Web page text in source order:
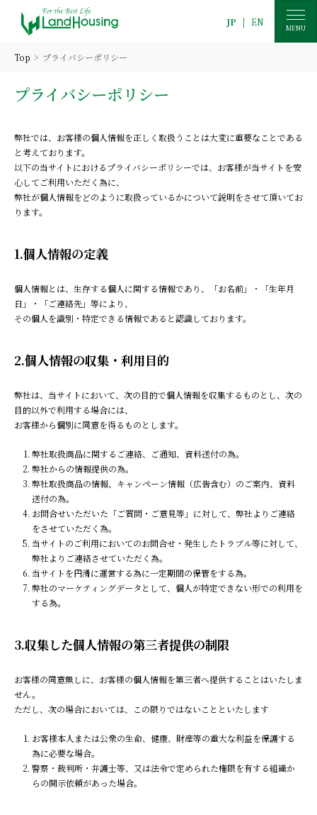
JP | EN
MENU
Top プライバシーポリシー
プライバシーポリシー
弊社では、お客様の個人情報を正しく取扱うことは大変に重要なことである
と考えております。
以下の当サイトにおけるプライバシーポリシーでは、お客様が当サイトを安
心してご利用いただく為に、
弊社が個人情報をどのように取扱っているかについて説明をさせて頂いてお
ります。
1.個人情報の定義
個人情報とは、生存する個人に関する情報であり、「お名前」・「生年月
日」・「ご連絡先」等により、
その個人を識別・特定できる情報であると認識しております。
2.個人情報の収集・利用目的
弊社は、当サイトにおいて、次の目的で個人情報を収集するものとし、次の
目的以外で利用する場合には、
お客様から個別に同意を得るものとします。
弊社取扱商品に関するご連絡、ご通知、資料送付の為。
弊社からの情報提供の為。
弊社取扱商品の情報、キャンペーン情報（広告含む）のご案内、資料
送付の為。
お問合せいただいた「ご質問・ご意見等」に対して、弊社よりご連絡
をさせていただく為。
当サイトのご利用においてのお問合せ・発生したトラブル等に対して、
弊社よりご連絡させていただく為。
当サイトを円滑に運営する為に一定期間の保管をする為。
弊社のマーケティングデータとして、個人が特定できない形での利用を
する為。
3.収集した個人情報の第三者提供の制限
お客様の同意無しに、お客様の個人情報を第三者へ提供することはいたしま
せん。
ただし、次の場合においては、この限りではないことといたします
お客様本人または公衆の生命、健康、財産等の重大な利益を保護する
為に必要な場合。
警察・裁判所・弁護士等、又は法令で定められた権限を有する組織か
らの開示依頼があった場合。